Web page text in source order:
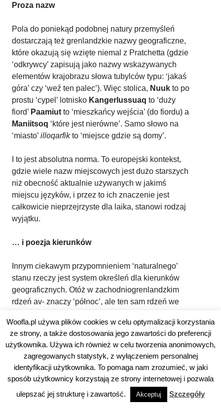
Proza nazw
Pola do poniekąd podobnej natury przemyśleń
dostarczają też grenlandzkie nazwy geograficzne,
które okazują się wzięte niemal z Pratchetta (gdzie
‘odkrywcy’ zapisują jako nazwy wskazywanych
elementów krajobrazu słowa tubylców typu: ‘jakaś
góra’ czy ‘weź ten palec’). Więc stolica, Nuuk to po
prostu ‘cypel’ lotnisko Kangerlussuaq to ‘duży
fiord’ Paamiut to ‘mieszkańcy wejścia’ (do fiordu) a
Maniitsoq ‘które jest nierówne’. Samo słowo na
‘miasto’ illoqarfikto ‘miejsce gdzie są domy’.
I to jest absolutna norma. To europejski kontekst,
gdzie wiele nazw miejscowych jest dużo starszych
niż obecność aktualnie używanych w jakimś
miejscu języków, i przez to ich znaczenie jest
całkowicie nieprzejrzyste dla laika, stanowi rodzaj
wyjątku.
… i poezja kierunków
Innym ciekawym przypomnieniem ‘naturalnego’
stanu rzeczy jest system określeń dla kierunków
geograficznych. Otóż w zachodniogrenlandzkim
rdzeń av- znaczy ‘północ’, ale ten sam rdzeń we
Pozostałe pokrewne nazwy kierunków (nie
wszystkie mają odpowiedniki) też są zamienione
miejscami. Oczywiście wynika to stąd, że
pierwotne znaczenie tych słów odnosiło się do
orientacji względnej – w stronę morza/lądu, w
prawo idąc brzegiem/lewo idąc brzegiem.
Woofla.pl używa plików cookies w celu optymalizacji korzystania
ze strony, a także dostosowania jego zawartości do preferencji
użytkownika. Używa ich również w celu tworzenia anonimowych,
zagregowanych statystyk, z wyłączeniem personalnej
identyfikacji użytkownika. To pomaga nam zrozumieć, w jaki
sposób użytkownicy korzystają ze strony internetowej i pozwala
ulepszać jej strukturę i zawartość.
Akceptuj Szczegóły